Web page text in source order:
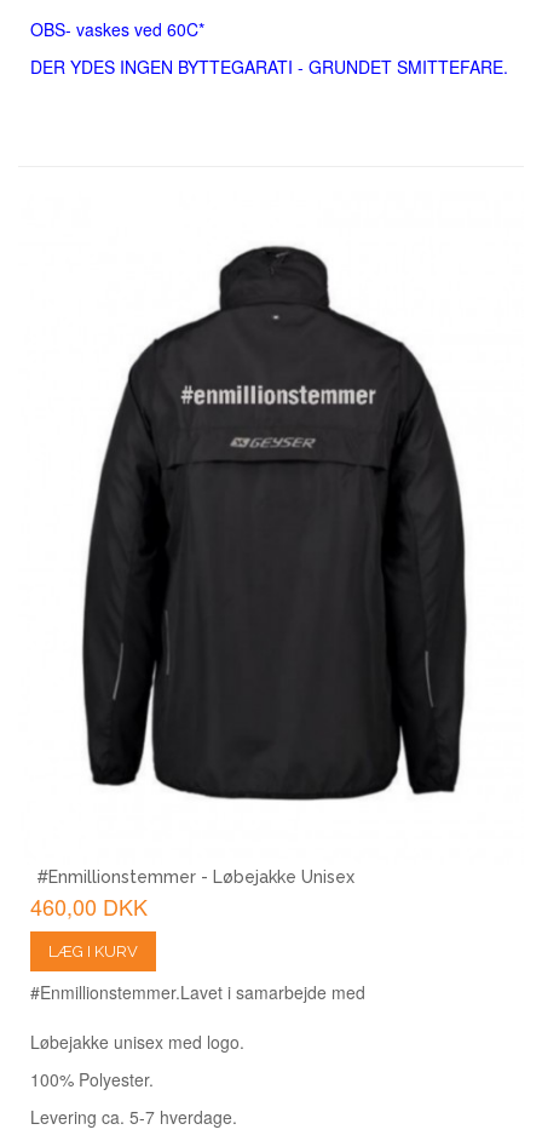
OBS- vaskes ved 60C*
DER YDES INGEN BYTTEGARATI - GRUNDET SMITTEFARE.
#Enmillionstemmer - Løbejakke Unisex
460,00 DKK
LÆG I KURV
Lavet i samarbejde med
#Enmillionstemmer.
Løbejakke unisex med logo.
100% Polyester.
Levering ca. 5-7 hverdage.